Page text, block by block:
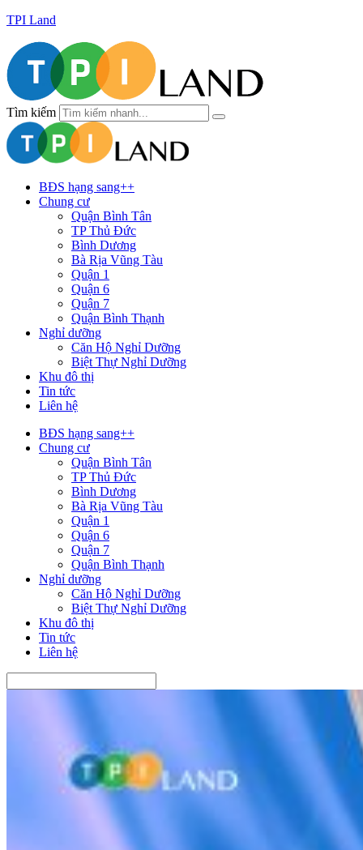
TPI Land
Tìm kiếm
BĐS hạng sang++
Chung cư
Quận Bình Tân
TP Thủ Đức
Bình Dương
Bà Rịa Vũng Tàu
Quận 1
Quận 6
Quận 7
Quận Bình Thạnh
Nghỉ dưỡng
Căn Hộ Nghỉ Dưỡng
Biệt Thự Nghỉ Dưỡng
Khu đô thị
Tin tức
Liên hệ
BĐS hạng sang++
Chung cư
Quận Bình Tân
TP Thủ Đức
Bình Dương
Bà Rịa Vũng Tàu
Quận 1
Quận 6
Quận 7
Quận Bình Thạnh
Nghỉ dưỡng
Căn Hộ Nghỉ Dưỡng
Biệt Thự Nghỉ Dưỡng
Khu đô thị
Tin tức
Liên hệ